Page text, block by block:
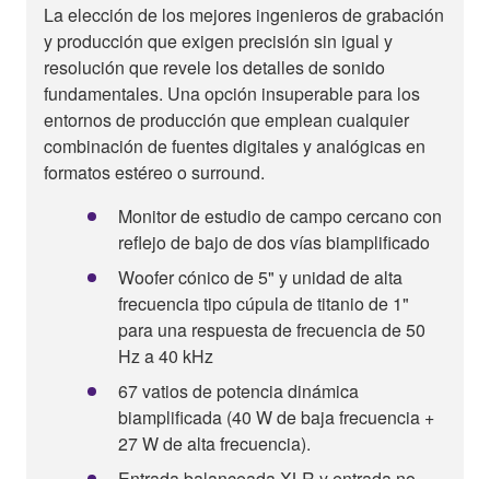
La elección de los mejores ingenieros de grabación
y producción que exigen precisión sin igual y
resolución que revele los detalles de sonido
fundamentales. Una opción insuperable para los
entornos de producción que emplean cualquier
combinación de fuentes digitales y analógicas en
formatos estéreo o surround.
Monitor de estudio de campo cercano con
reflejo de bajo de dos vías biamplificado
Woofer cónico de 5" y unidad de alta
frecuencia tipo cúpula de titanio de 1"
para una respuesta de frecuencia de 50
Hz a 40 kHz
67 vatios de potencia dinámica
biamplificada (40 W de baja frecuencia +
27 W de alta frecuencia).